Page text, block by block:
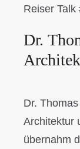
Reiser Talk
Dr.
Dr.
Architektur
übernahm